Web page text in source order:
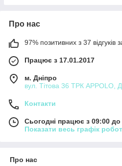
Про нас
97% позитивних з 37 відгуків
Працює з 17.01.2017
м. Дніпро
вул. Тітова 36 ТРК APPOLO,
Контакти
Сьогодні працює з 09:00 до
Показати весь графік
Про нас